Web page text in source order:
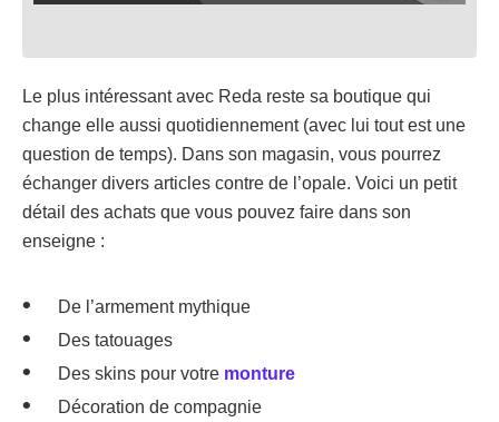
Le plus intéressant avec Reda reste sa boutique qui
change elle aussi quotidiennement (avec lui tout est une
question de temps). Dans son magasin, vous pourrez
échanger divers articles contre de l’opale. Voici un petit
détail des achats que vous pouvez faire dans son
enseigne :
De l’armement mythique
Des tatouages
Des skins pour votre monture
Décoration de compagnie